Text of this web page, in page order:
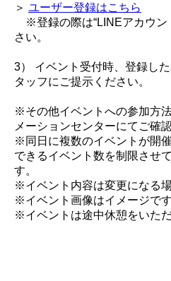
＞ ユーザー登録はこちら
※登録の際は“LINEアカウン
さい。
3） イベント受付時、登録し
タッフにご提示ください。
※その他イベントへの参加方
メーションセンターにてご確
※同日に複数のイベントが開
できるイベント数を制限させ
す。
※イベント内容は変更になる場
※イベント画像はイメージです
※イベントは途中休憩をいた